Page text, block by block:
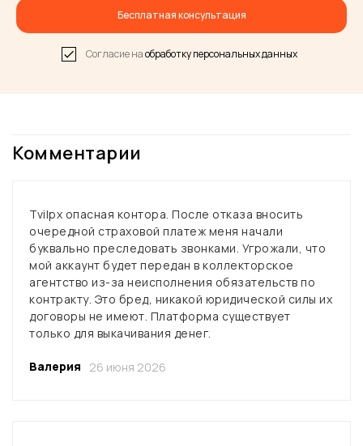
Бесплатная консультация
Согласие наобработку персональных данных
Комментарии
Tvilpx опасная контора. После отказа вносить
очередной страховой платеж меня начали
буквально преследовать звонками. Угрожали, что
мой аккаунт будет передан в коллекторское
агентство из-за неисполнения обязательств по
контракту. Это бред, никакой юридической силы их
договоры не имеют. Платформа существует
только для выкачивания денег.
Валерия 26 июня 2026